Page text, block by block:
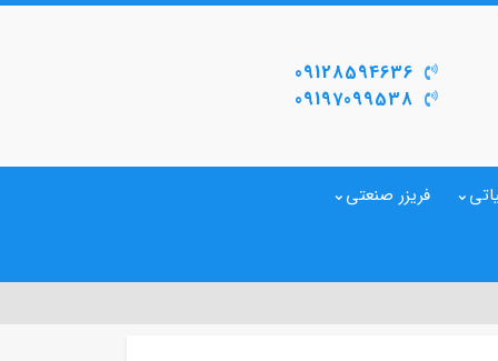
09128594636
09197099538
فریزر صنعتی